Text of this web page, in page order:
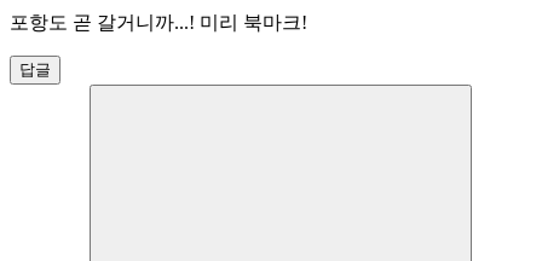
포항도 곧 갈거니까...! 미리 북마크!
답글